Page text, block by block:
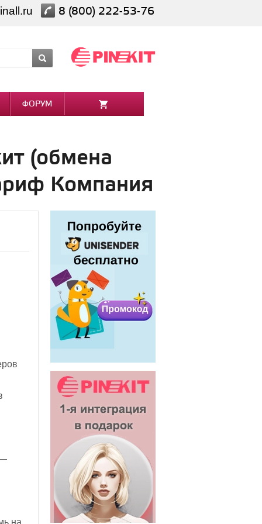
8 (800) 222-53-76
ФОРУМ
(обмена
Компания
—
на